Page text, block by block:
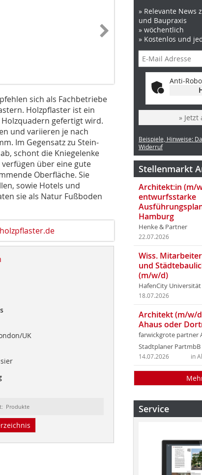
sich als Fachbetriebe
Holzpflaster ist ein
gefertigt wird.
und variieren je nach
Im Gegensatz zu Stein-
schont die Kniegelenke
über eine gute
Oberfläche. Sie
sowie Hotels und
sie als Natur Fußboden
UK
Produkte
» Relevante News
und Baupraxis
» wöchentlich
» Kostenlos und
Anti-
» Jetzt
Beispiele, Hinweise:
Widerruf
Stellenmarkt
Architekt:in (m/
entwurfsstarke
Hamburg
Henke & Partner
22.07.2026
Wiss.
und
(m/w/d)
HafenCity
18.07.2026
Architekt (m/w/
Ahaus oder
farwickgrote partner
Stadtplaner PartmbB
in
14.07.2026
Service